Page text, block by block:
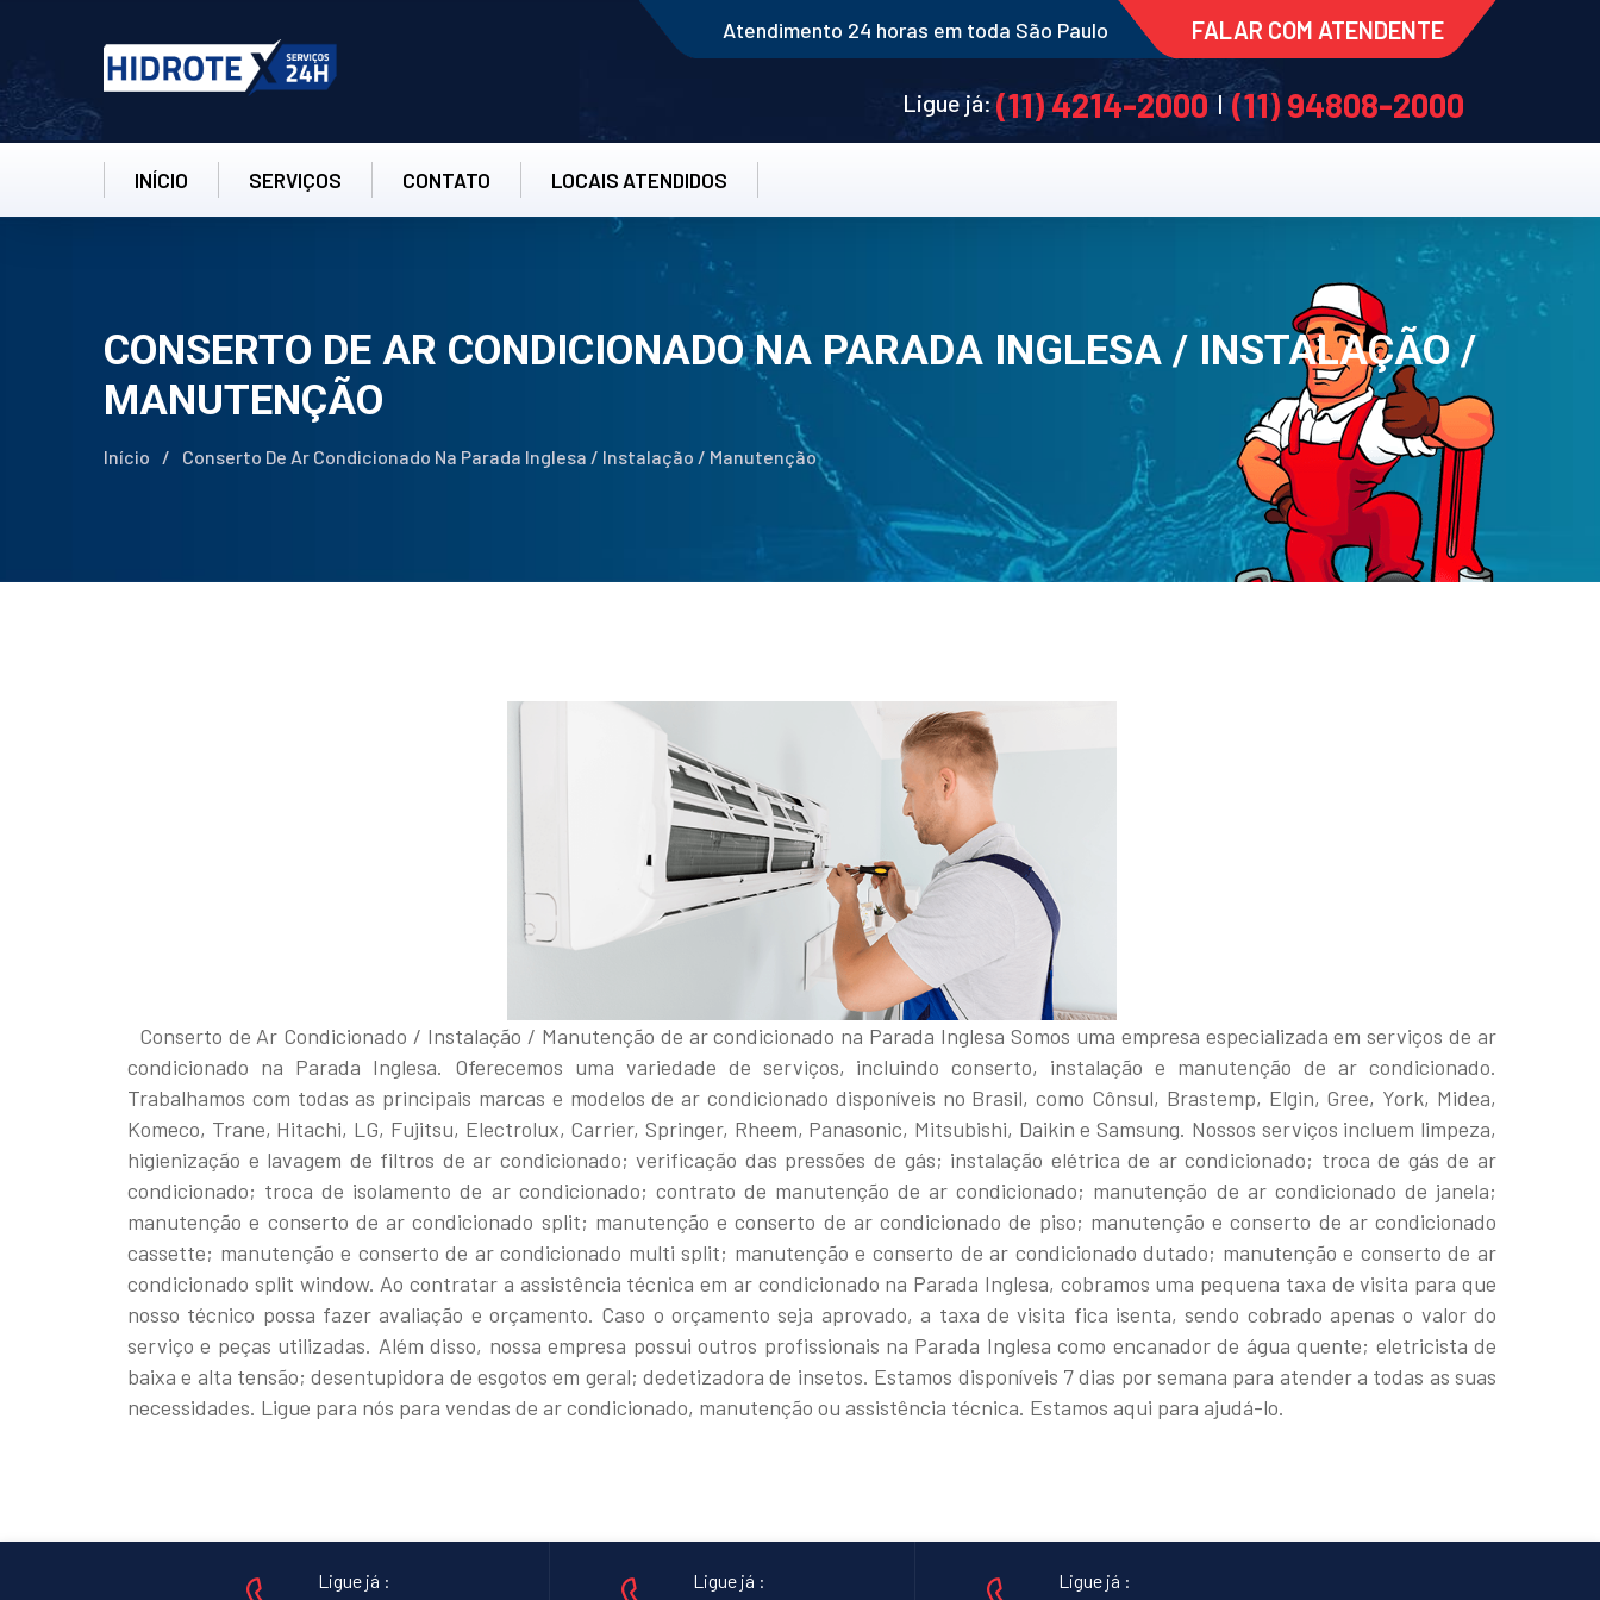
Atendimento 24 horas em toda São Paulo FALAR COM ATENDENTE
Ligue já: (11) 4214-2000| (11) 94808-2000
INÍCIO SERVIÇOS CONTATO LOCAIS ATENDIDOS
CONSERTO DE AR CONDICIONADO NA PARADA INGLESA / INSTALAÇÃO /
MANUTENÇÃO
Início / Conserto De Ar Condicionado Na Parada Inglesa / Instalação / Manutenção
Conserto de Ar Condicionado / Instalação / Manutenção de ar condicionado na Parada Inglesa Somos uma empresa especializada em serviços de ar
condicionado na Parada Inglesa. Oferecemos uma variedade de serviços, incluindo conserto, instalação e manutenção de ar condicionado.
Trabalhamos com todas as principais marcas e modelos de ar condicionado disponíveis no Brasil, como Cônsul, Brastemp, Elgin, Gree, York, Midea,
Komeco, Trane, Hitachi, LG, Fujitsu, Electrolux, Carrier, Springer, Rheem, Panasonic, Mitsubishi, Daikin e Samsung. Nossos serviços incluem limpeza,
higienização e lavagem de filtros de ar condicionado; verificação das pressões de gás; instalação elétrica de ar condicionado; troca de gás de ar
condicionado; troca de isolamento de ar condicionado; contrato de manutenção de ar condicionado; manutenção de ar condicionado de janela;
manutenção e conserto de ar condicionado split; manutenção e conserto de ar condicionado de piso; manutenção e conserto de ar condicionado
cassette; manutenção e conserto de ar condicionado multi split; manutenção e conserto de ar condicionado dutado; manutenção e conserto de ar
condicionado split window. Ao contratar a assistência técnica em ar condicionado na Parada Inglesa, cobramos uma pequena taxa de visita para que
nosso técnico possa fazer avaliação e orçamento. Caso o orçamento seja aprovado, a taxa de visita fica isenta, sendo cobrado apenas o valor do
serviço e peças utilizadas. Além disso, nossa empresa possui outros profissionais na Parada Inglesa como encanador de água quente; eletricista de
baixa e alta tensão; desentupidora de esgotos em geral; dedetizadora de insetos. Estamos disponíveis 7 dias por semana para atender a todas as suas
necessidades. Ligue para nós para vendas de ar condicionado, manutenção ou assistência técnica. Estamos aqui para ajudá-lo.
Ligue já : Ligue já : Ligue já :